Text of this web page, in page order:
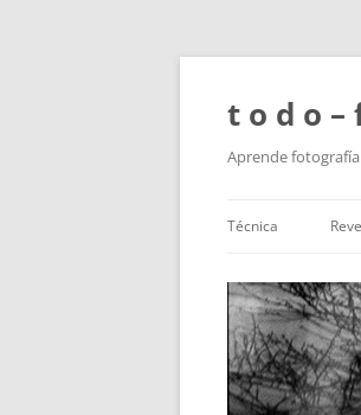
t o d o –
Aprende
Técnica